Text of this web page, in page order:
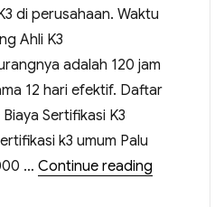
di perusahaan. Waktu
Ahli K3
adalah 120 jam
12 hari efektif. Daftar
Sertifikasi K3
k3 umum Palu
… Continue reading